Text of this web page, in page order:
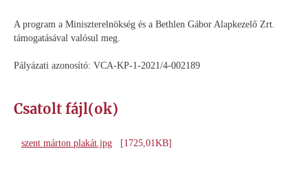
A program a Miniszterelnökség és a Bethlen Gábor Alapkezelő Zrt.
támogatásával valósul meg.
Pályázati azonosító: VCA-KP-1-2021/4-002189
Csatolt fájl(ok)
szent márton plakát.jpg [1725,01KB]